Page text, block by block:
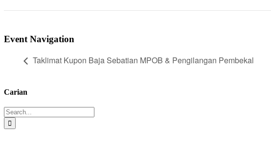
Event Navigation
Taklimat Kupon Baja Sebatian MPOB & Pengilangan Pembekal
Carian
Search
for: